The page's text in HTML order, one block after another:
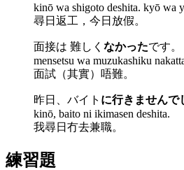
kinō wa shigoto deshita. kyō wa
尋日返工，今日放假。
面接は 難しく なかったです。
mensetsu wa muzukashiku
面試（其實）唔難。
昨日、バイト に行きませんで
kinō, baito ni ikimasen deshita.
我尋日冇去兼職。
練習題